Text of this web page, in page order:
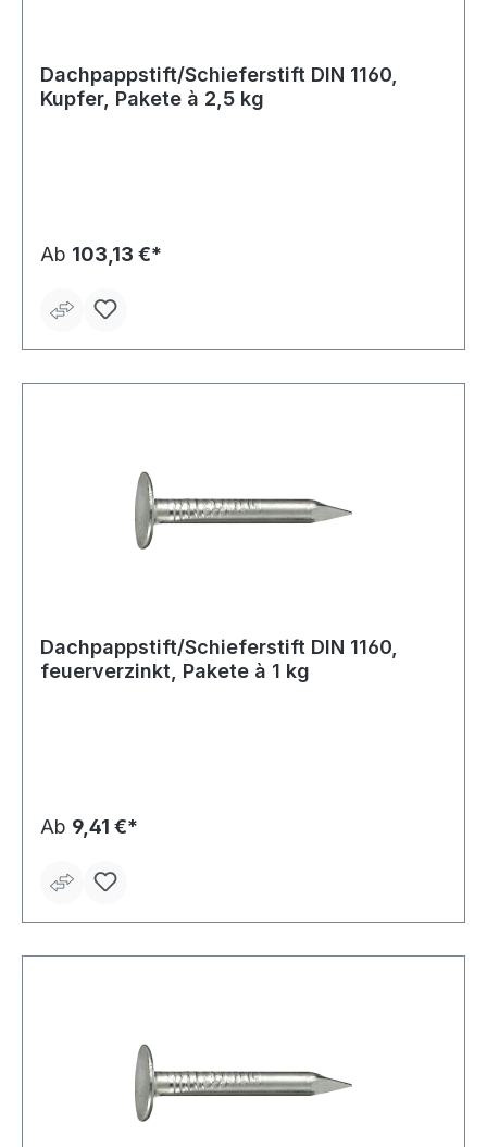
Dachpappstift/Schieferstift DIN 1160,
Kupfer, Pakete à 2,5 kg
Ab 103,13 €*
Dachpappstift/Schieferstift DIN 1160,
feuerverzinkt, Pakete à 1 kg
Ab 9,41 €*